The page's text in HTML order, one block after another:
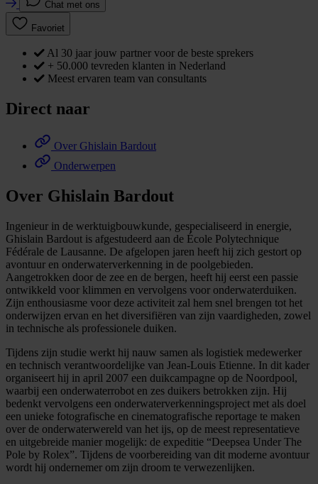
Chat met ons
Favoriet
Al 30 jaar jouw partner voor de beste sprekers
+ 50.000 tevreden klanten in Nederland
Meest ervaren team van consultants
Direct naar
Over Ghislain Bardout
Onderwerpen
Over Ghislain Bardout
Ingenieur in de werktuigbouwkunde, gespecialiseerd in energie,
Ghislain Bardout is afgestudeerd aan de École Polytechnique
Fédérale de Lausanne. De afgelopen jaren heeft hij zich gestort op
avontuur en onderwaterverkenning in de poolgebieden.
Aangetrokken door de zee en de bergen, heeft hij eerst een passie
ontwikkeld voor klimmen en vervolgens voor onderwaterduiken.
Zijn enthousiasme voor deze activiteit zal hem snel brengen tot het
onderwijzen ervan en het diversifiëren van zijn vaardigheden, zowel
in technische als professionele duiken.
Tijdens zijn studie werkt hij nauw samen als logistiek medewerker
en technisch verantwoordelijke van Jean-Louis Etienne. In dit kader
organiseert hij in april 2007 een duikcampagne op de Noordpool,
waarbij een onderwaterrobot en zes duikers betrokken zijn. Hij
bedenkt vervolgens een onderwaterverkenningsproject met als doel
een unieke fotografische en cinematografische reportage te maken
over de onderwaterwereld van het ijs, op de meest representatieve
en uitgebreide manier mogelijk: de expeditie “Deepsea Under The
Pole by Rolex”. Tijdens de voorbereiding van dit moderne avontuur
wordt hij ondernemer om zijn droom te verwezenlijken.